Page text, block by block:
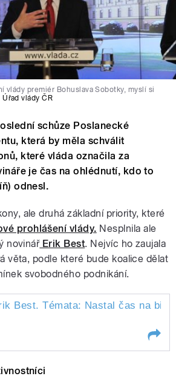
vlády premiér Bohuslava Sobotky, myslí si
Úřad vlády ČR
schůze Poslanecké
která by měla schválit
které vláda označila za
je čas na ohlédnutí, kdo to
odnesl.
ale druhá základní priority, které
prohlášení vlády. Nesplnila ale
novinářErik Best. Nejvíc ho zaujala
věta, podle které bude koalice dělat
svobodného podnikání.
Best. Témata: Nastal čas na
plnění slibů